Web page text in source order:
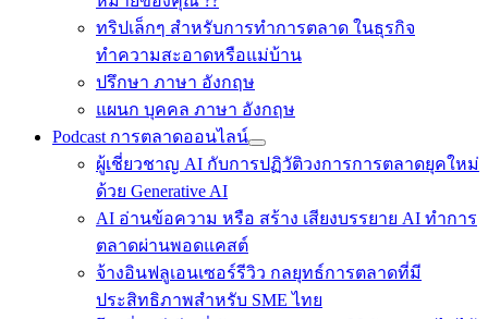
ทริปเล็กๆ สำหรับการทำการตลาด ในธุรกิจ
ทำความสะอาดหรือแม่บ้าน
ปรึกษา ภาษา อังกฤษ
แผนก บุคคล ภาษา อังกฤษ
Podcast การตลาดออนไลน์
ผู้เชี่ยวชาญ AI กับการปฏิวัติวงการการตลาดยุคใหม่
ด้วย Generative AI
AI อ่านข้อความ หรือ สร้าง เสียงบรรยาย AI ทำการ
ตลาดผ่านพอดแคสต์
จ้างอินฟลูเอนเซอร์รีวิว กลยุทธ์การตลาดที่มี
ประสิทธิภาพสำหรับ SME ไทย